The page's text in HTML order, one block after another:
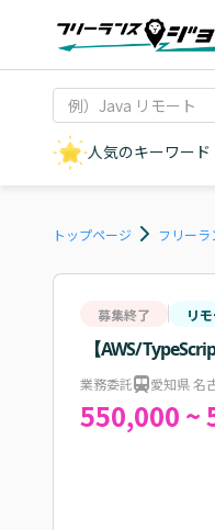
人気のキーワード
トップページ フリー
募集終了 リ
【AWS/
業務委託 愛知県 名
550,000 ~